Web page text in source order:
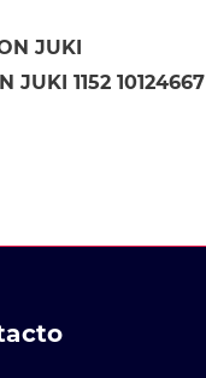
JUKI
JUKI 1152 10124667